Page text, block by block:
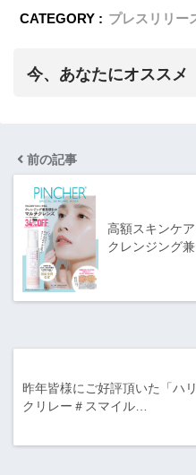
CATEGORY : プレスリリー
今、あなたにオススメ
前の記事
高額スキンケ
クレンジング兼
昨年皆様にご好評頂いた「ハ
クリレー＃スマイル…